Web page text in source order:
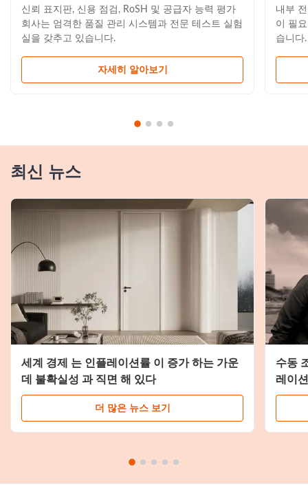
신뢰 표지판, 신용 점검, RoSH 및 공급자 능력 평가
회사는 엄격한 품질 관리 시스템과 전문 테스트 실험
실을 갖추고 있습니다.
자세히 알아보기
내부
이 필
습니다.
최신 뉴스
세계 경제 는 인플레이션률 이 증가 하는 가운
데 불확실성 과 직면 해 있다
더 많은 뉴스 보기
수동
레이